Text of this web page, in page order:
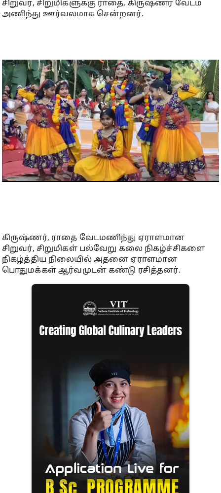
சிறுவர், சிறுமிகளுக்கு ராதை, கிருஷ்ணர் வேடம்
அணிந்து ஊர்வலமாக சென்றனர்.
கிருஷ்ணர், ராதை வேடமணிந்து ஏராளமான
சிறுவர், சிறுமிகள் பல்வேறு கலை நிகழ்ச்சிகளை
நிகழ்த்திய நிலையில் அதனை ஏராளமான
பொதுமக்கள் ஆர்வமுடன் கண்டு ரசித்தனர்.